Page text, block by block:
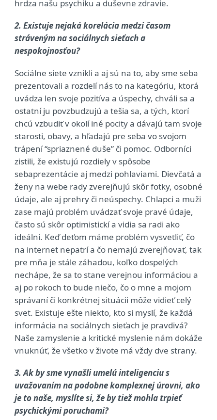
hrdza našu psychiku a duševne zdravie.
2. Existuje nejaká korelácia medzi časom
stráveným na sociálnych sieťach a
nespokojnosťou?
Sociálne siete vznikli a aj sú na to, aby sme seba
prezentovali a rozdelí nás to na kategóriu, ktorá
uvádza len svoje pozitíva a úspechy, chváli sa a
ostatní ju povzbudzujú a tešia sa, a tých, ktorí
chcú vzbudiť v okolí iné pocity a dávajú tam svoje
starosti, obavy, a hľadajú pre seba vo svojom
trápení “spriaznené duše” či pomoc. Odborníci
zistili, že existujú rozdiely v spôsobe
sebaprezentácie aj medzi pohlaviami. Dievčatá a
ženy na webe rady zverejňujú skôr fotky, osobné
údaje, ale aj prehry či neúspechy. Chlapci a muži
zase majú problém uvádzať svoje pravé údaje,
často sú skôr optimistickí a vidia sa radi ako
ideálni. Keď deťom máme problém vysvetliť, čo
na internet nepatrí a čo nemajú zverejňovať, tak
pre mňa je stále záhadou, koľko dospelých
nechápe, že sa to stane verejnou informáciou a
aj po rokoch to bude niečo, čo o mne a mojom
správaní či konkrétnej situácii môže vidieť celý
svet. Existuje ešte niekto, kto si myslí, že každá
informácia na sociálnych sieťach je pravdivá?
Naše zamyslenie a kritické myslenie nám dokáže
vnuknúť, že všetko v živote má vždy dve strany.
3. Ak by sme vynašli umelú inteligenciu s
uvažovaním na podobne komplexnej úrovni, ako
je to naše, myslíte si, že by tiež mohla trpieť
psychickými poruchami?